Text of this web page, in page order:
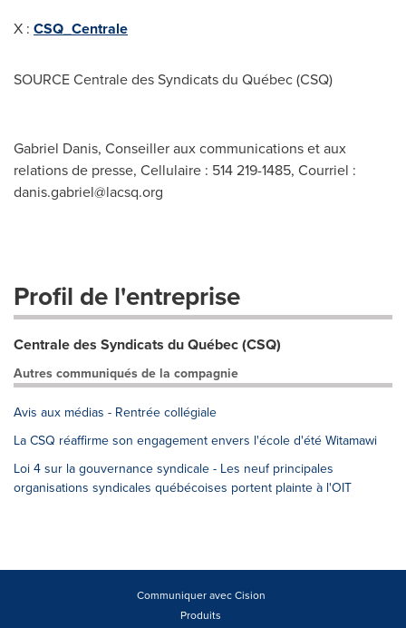
X : CSQ_Centrale
SOURCE Centrale des Syndicats du Québec (CSQ)
Gabriel Danis, Conseiller aux communications et aux
relations de presse, Cellulaire : 514 219-1485, Courriel :
danis.gabriel@lacsq.org
Profil de l'entreprise
Centrale des Syndicats du Québec (CSQ)
Autres communiqués de la compagnie
Avis aux médias - Rentrée collégiale
La CSQ réaffirme son engagement envers l'école d'été Witamawi
Loi 4 sur la gouvernance syndicale - Les neuf principales
organisations syndicales québécoises portent plainte à l'OIT
Communiquer avec Cision
Produits